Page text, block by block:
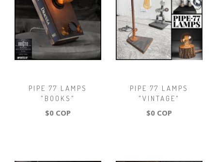
PIPE 77 LAMPS
"BOOKS"
$0 COP
PIPE 77 LAMPS
"VINTAGE"
$0 COP